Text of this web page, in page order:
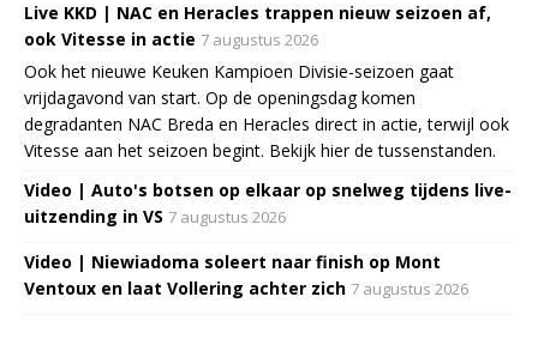
Live KKD | NAC en Heracles trappen nieuw seizoen af,
ook Vitesse in actie 7 augustus 2026
Ook het nieuwe Keuken Kampioen Divisie-seizoen gaat
vrijdagavond van start. Op de openingsdag komen
degradanten NAC Breda en Heracles direct in actie, terwijl ook
Vitesse aan het seizoen begint. Bekijk hier de tussenstanden.
Video | Auto's botsen op elkaar op snelweg tijdens live-
uitzending in VS 7 augustus 2026
Video | Niewiadoma soleert naar finish op Mont
Ventoux en laat Vollering achter zich 7 augustus 2026